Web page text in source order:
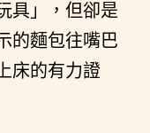
具」，但卻是
的麵包往嘴巴
床的有力證